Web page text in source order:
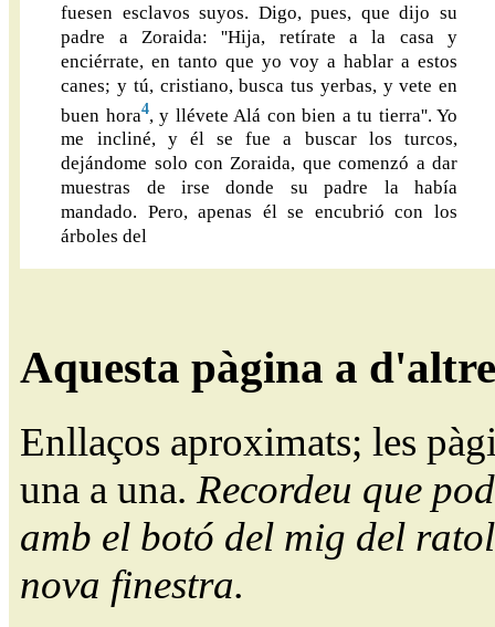
fuesen esclavos suyos. Digo, pues, que dijo su
padre a Zoraida: ''Hija, retírate a la casa y
enciérrate, en tanto que yo voy a hablar a estos
canes; y tú, cristiano, busca tus yerbas, y vete en
buen hora4, y llévete Alá con bien a tu tierra''. Yo
me incliné, y él se fue a buscar los turcos,
dejándome solo con Zoraida, que comenzó a dar
muestras de irse donde su padre la había
mandado. Pero, apenas él se encubrió con los
árboles del
Aquesta pàgina a
Enllaços aproximats; les
una a una. Recordeu que
amb el botó del mig del
nova finestra.